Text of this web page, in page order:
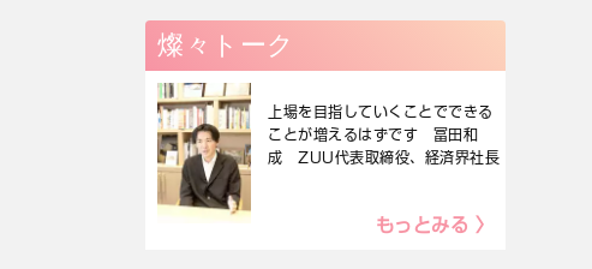
燦々トーク
上場を目指していくことでできる
ことが増えるはずです 冨田和
成 ZUU代表取締役、経済界社長
もっとみる 〉